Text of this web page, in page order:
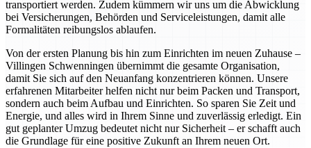
transportiert werden. Zudem kümmern wir uns um die Abwicklung
bei Versicherungen, Behörden und Serviceleistungen, damit alle
Formalitäten reibungslos ablaufen.
Von der ersten Planung bis hin zum Einrichten im neuen Zuhause –
Villingen Schwenningen übernimmt die gesamte Organisation,
damit Sie sich auf den Neuanfang konzentrieren können. Unsere
erfahrenen Mitarbeiter helfen nicht nur beim Packen und Transport,
sondern auch beim Aufbau und Einrichten. So sparen Sie Zeit und
Energie, und alles wird in Ihrem Sinne und zuverlässig erledigt. Ein
gut geplanter Umzug bedeutet nicht nur Sicherheit – er schafft auch
die Grundlage für eine positive Zukunft an Ihrem neuen Ort.